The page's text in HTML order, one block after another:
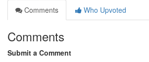
Comments
Who Upvoted
Comments
Submit a Comment